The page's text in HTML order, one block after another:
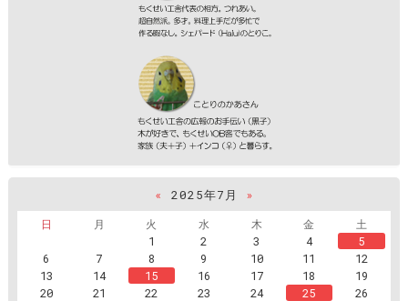
« 2025年7月
»
日
月 火 水 木 金
土
1
2 3 4
5
6
7 8 9 10 11
12
13
14 15 16 17 18
19
20
21 22 23 24 25
26